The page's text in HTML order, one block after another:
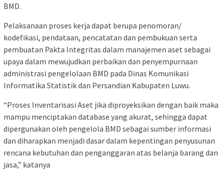
BMD.
Pelaksanaan proses kerja dapat berupa penomoran/
kodefikasi, pendataan, pencatatan dan pembukuan serta
pembuatan Pakta Integritas dalam manajemen aset sebagai
upaya dalam mewujudkan perbaikan dan penyempurnaan
administrasi pengelolaan BMD pada Dinas Komunikasi
Informatika Statistik dan Persandian Kabupaten Luwu.
“Proses Inventarisasi Aset jika diproyeksikan dengan baik maka
mampu menciptakan database yang akurat, sehingga dapat
dipergunakan oleh pengelola BMD sebagai sumber informasi
dan diharapkan menjadi dasar dalam kepentingan penyusunan
rencana kebutuhan dan penganggaran atas belanja barang dan
jasa,” katanya